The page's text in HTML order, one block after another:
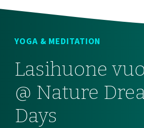
YOGA & MEDITATION
Lasihuone
@ Nature
Days